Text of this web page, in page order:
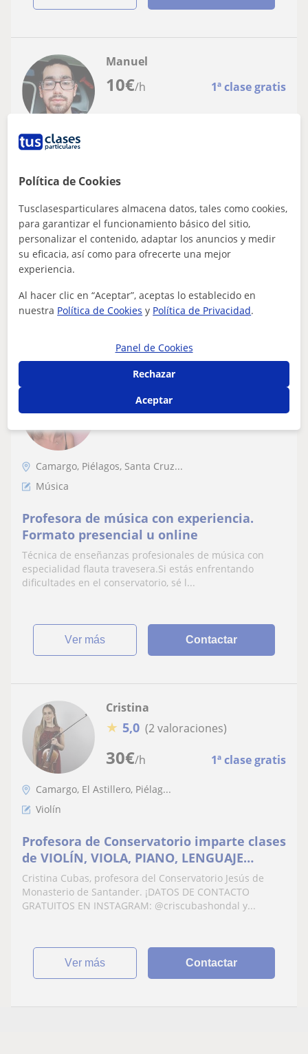
10€/h 1ª clase gratis
Manuel
Santander, El Astillero, Mari...
ganas y gusto por la música con 9 años de
experiencia tocando el piano
Llevo tocando el piano desde pequeño me encanta, mi
método de enseñanza sería de un modo divertido y no
sería aburrido. Te enseñare solfeo...
ver más Contactar
15€/h 1ª clase gratis
Camargo, Piélagos, Santa Cruz...
Música
Profesora de música con experiencia.
Formato presencial u online
Técnica de enseñanzas profesionales de música con
especialidad flauta travesera.Si estás enfrentando
dificultades en el conservatorio, sé l...
ver más Contactar
30€/h 1ª clase gratis
Cristina
★ 5,0 (2 valoraciones)
Camargo, El Astillero, Piélag...
Violín
Profesora de Conservatorio imparte clases
de VIOLÍN, VIOLA, PIANO, LENGUAJE
MÚSICA, ARMONÍA Y ANÁLISIS , gran
experiencia docente!
Cristina Cubas, profesora del Conservatorio Jesús de
Monasterio de Santander. ¡DATOS DE CONTACTO
GRATUITOS EN INSTAGRAM: @criscubashondal y...
ver más Contactar
Política de Cookies
Tusclasesparticulares almacena datos, tales como cookies,
para garantizar el funcionamiento básico del sitio,
personalizar el contenido, adaptar los anuncios y medir
su eficacia, así como para ofrecerte una mejor
experiencia.
Al hacer clic en “Aceptar”, aceptas lo establecido en
nuestra Política de Cookies y Política de Privacidad.
Panel de Cookies
Rechazar
Aceptar